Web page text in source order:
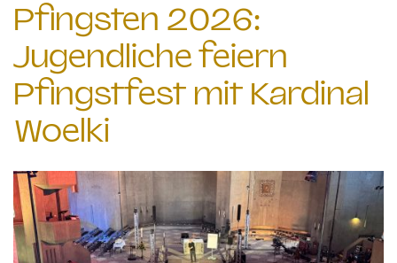
Pfingsten 2026:
Jugendliche feiern
Pfingstfest mit Kardinal
Woelki